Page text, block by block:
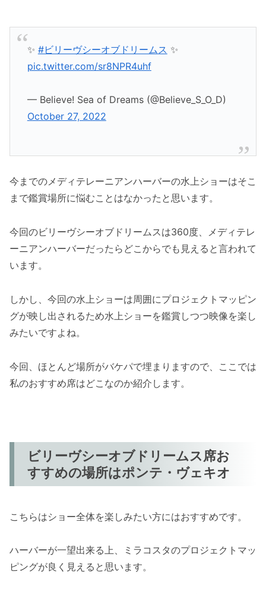
✨ #ビリーヴシーオブドリームス ✨
pic.twitter.com/sr8NPR4uhf
— Believe! Sea of Dreams (@Believe_S_O_D)
October 27, 2022
今までのメディテレーニアンハーバーの水上ショーはそこ
まで鑑賞場所に悩むことはなかったと思います。
今回のビリーヴシーオブドリームスは360度、メディテレ
ーニアンハーバーだったらどこからでも見えると言われて
います。
しかし、今回の水上ショーは周囲にプロジェクトマッピン
グが映し出されるため水上ショーを鑑賞しつつ映像を楽し
みたいですよね。
今回、ほとんど場所がバケパで埋まりますので、ここでは
私のおすすめ席はどこなのか紹介します。
ビリーヴシーオブドリームス席お
すすめの場所はポンテ・ヴェキオ
こちらはショー全体を楽しみたい方にはおすすめです。
ハーバーが一望出来る上、ミラコスタのプロジェクトマッ
ピングが良く見えると思います。